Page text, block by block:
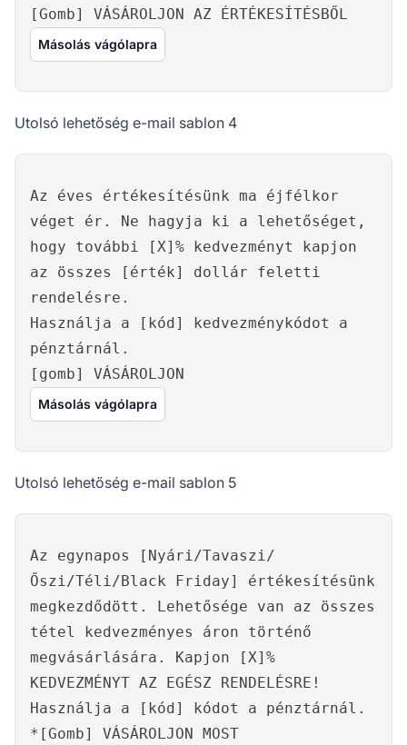
[Gomb] VÁSÁROLJON AZ ÉRTÉKESÍTÉSBŐL
Másolás vágólapra
Utolsó lehetőség e-mail sablon 4
Az éves értékesítésünk ma éjfélkor
véget ér. Ne hagyja ki a lehetőséget,
hogy további [X]% kedvezményt kapjon
az összes [érték] dollár feletti
rendelésre.
Használja a [kód] kedvezménykódot a
pénztárnál.
[gomb] VÁSÁROLJON
Másolás vágólapra
Utolsó lehetőség e-mail sablon 5
Az egynapos [Nyári/Tavaszi/
Őszi/Téli/Black Friday] értékesítésünk
megkezdődött. Lehetősége van az összes
tétel kedvezményes áron történő
megvásárlására. Kapjon [X]%
KEDVEZMÉNYT AZ EGÉSZ RENDELÉSRE!
Használja a [kód] kódot a pénztárnál.
*[Gomb] VÁSÁROLJON MOST